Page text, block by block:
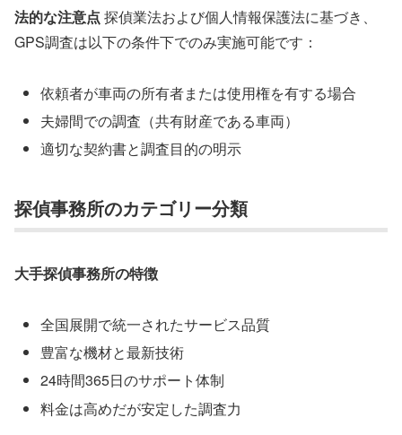
法的な注意点 探偵業法および個人情報保護法に基づき、
GPS調査は以下の条件下でのみ実施可能です：
依頼者が車両の所有者または使用権を有する場合
夫婦間での調査（共有財産である車両）
適切な契約書と調査目的の明示
探偵事務所のカテゴリー分類
大手探偵事務所の特徴
全国展開で統一されたサービス品質
豊富な機材と最新技術
24時間365日のサポート体制
料金は高めだが安定した調査力